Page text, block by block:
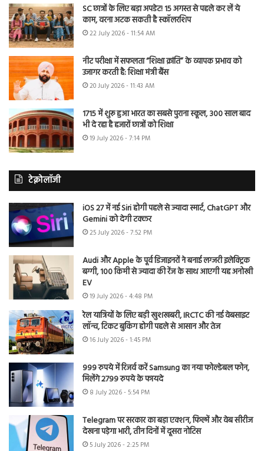
SC छात्रों के लिए बड़ा अपडेट! 15 अगस्त से पहले कर लें ये
काम, वरना अटक सकती है स्कॉलरशिप
22 July 2026 - 11:54 AM
नीट परीक्षा में सफलता “शिक्षा क्रांति” के व्यापक प्रभाव को
उजागर करती है: शिक्षा मंत्री बैंस
20 July 2026 - 11:43 AM
1715 में शुरू हुआ भारत का सबसे पुराना स्कूल, 300 साल बाद
भी दे रहा है हजारों छात्रों को शिक्षा
19 July 2026 - 7:14 PM
टेक्नोलॉजी
iOS 27 में नई Siri होगी पहले से ज्यादा स्मार्ट, ChatGPT और
Gemini को देगी टक्कर
25 July 2026 - 7:52 PM
Audi और Apple के पूर्व डिजाइनरों ने बनाई लग्जरी इलेक्ट्रिक
बग्गी, 100 किमी से ज्यादा की रेंज के साथ आएगी यह अनोखी
EV
19 July 2026 - 4:48 PM
रेल यात्रियों के लिए बड़ी खुशखबरी, IRCTC की नई वेबसाइट
लॉन्च, टिकट बुकिंग होगी पहले से आसान और तेज
16 July 2026 - 1:45 PM
999 रुपये में रिजर्व करें Samsung का नया फोल्डेबल फोन,
मिलेंगे 2799 रुपये के फायदे
8 July 2026 - 5:54 PM
Telegram पर सरकार का बड़ा एक्शन, फिल्में और वेब सीरीज
देखना पड़ेगा भारी, तीन दिनों में दूसरा नोटिस
5 July 2026 - 2:25 PM